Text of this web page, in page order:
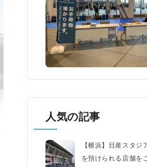
人気の記事
【横浜】日産スタジ
を預けられる店舗を